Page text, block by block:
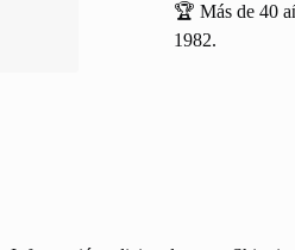
🏆 Más de 40
1982.